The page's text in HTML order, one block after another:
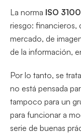
La norma ISO
riesgo: financieros,
mercado, de
de la información,
Por lo tanto, se
no está pensada
tampoco para un
para funcionar a
serie de buenas